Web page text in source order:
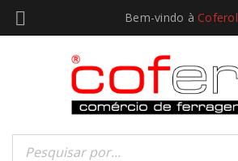
Bem-vindo à Coferol